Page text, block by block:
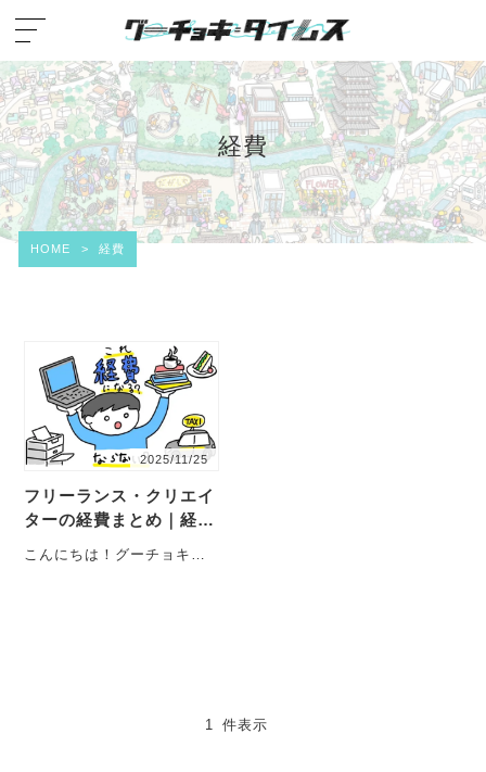
経費
HOME > 経費
2025/11/25
フリーランス・クリエイ
ターの経費まとめ｜経費
準
こんにちは！グーチョキパ
1 件表示